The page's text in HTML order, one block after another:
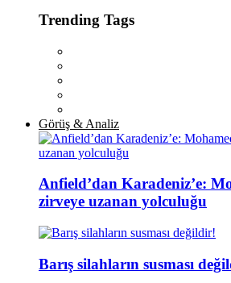
Trending Tags
Görüş & Analiz
Anfield’dan Karadeniz’e:
zirveye uzanan yolculuğu
Barış silahların susması